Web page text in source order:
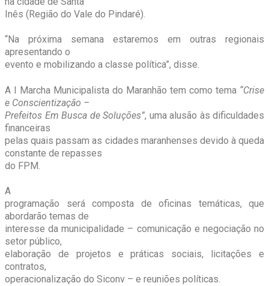
Inês (Região do Vale do Pindaré).
“Na próxima semana estaremos em outras regionais
apresentando o
evento e mobilizando a classe política”, disse.
A I Marcha Municipalista do Maranhão tem como tema “Crise
e Conscientização –
Prefeitos Em Busca de Soluções”, uma alusão às dificuldades
financeiras
pelas quais passam as cidades maranhenses devido à queda
constante de repasses
do FPM.
A
programação será composta de oficinas temáticas, que
abordarão temas de
interesse da municipalidade – comunicação e negociação no
setor público,
elaboração de projetos e práticas sociais, licitações e
contratos,
operacionalização do Siconv – e reuniões políticas.